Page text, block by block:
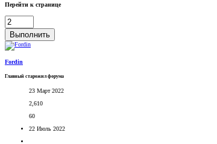
Перейти к странице
Выполнить
Fordin
Главный старожил форума
23 Март 2022
2,610
60
22 Июль 2022